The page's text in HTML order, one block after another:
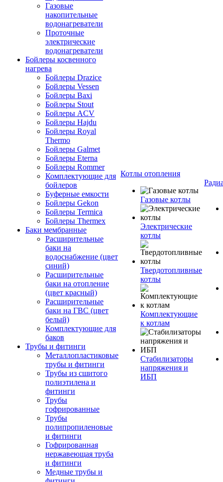
Газовые
накопительные
водонагреватели
Проточные
электрические
водонагреватели
Бойлеры косвенного
нагрева
Бойлеры Drazice
Бойлеры Vessen
Бойлеры Baxi
Бойлеры Stout
Бойлеры ACV
Бойлеры Hajdu
Бойлеры Royal
Thermo
Бойлеры Galmet
Бойлеры Eterna
Бойлеры Rommer
Комплектующие для
бойлеров
Буферные емкости
Бойлеры Gekon
Бойлеры Termica
Бойлеры Thermex
Баки мембранные
Расширительные
баки на
водоснабжение (цвет
синий)
Расширительные
баки на отопление
(цвет красный)
Расширительные
баки на ГВС (цвет
белый)
Комплектующие для
баков
Трубы и фитинги
Металлопластиковые
трубы и фитинги
Трубы из сшитого
полиэтилена и
фитинги
Трубы
гофрированные
Трубы
полипропиленовые
и фитинги
Гофрированная
нержавеющая труба
и фитинги
Медные трубы и
Котлы отопления
Газовые котлы
Электрические
котлы
Твердотопливные
котлы
Комплектующие
к котлам
Стабилизаторы
напряжения и
ИБП